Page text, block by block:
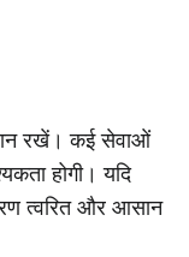
रखें। कई सेवाओं
होगी। यदि
त्वरित और आसान